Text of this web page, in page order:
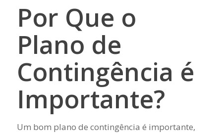
Por Que o
Plano de
Contingência é
Importante?
Um bom plano de contingência é importante,